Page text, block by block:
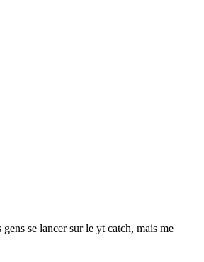
se lancer sur le yt catch, mais me